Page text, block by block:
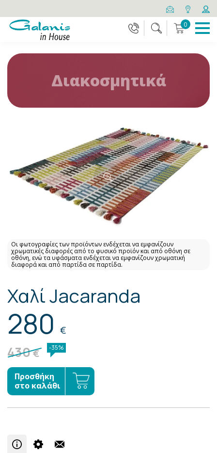
0
Διακοσμητικά
Οι φωτογραφίες των προϊόντων ενδέχεται να εμφανίζουν
χρωματικές διαφορές από το φυσικό προϊόν και από οθόνη σε
οθόνη, ενώ τα υφάσματα ενδέχεται να εμφανίζουν χρωματική
διαφορά και από παρτίδα σε παρτίδα.
Χαλί Jacaranda
280 €
430€ -35%
Προσθήκη
στο καλάθι